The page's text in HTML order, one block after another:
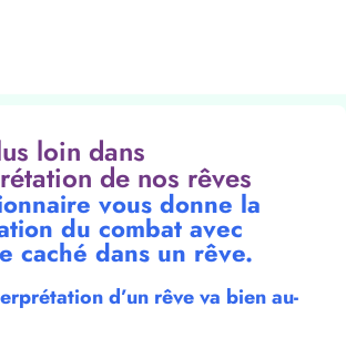
loin dans
de nos rêves
vous donne la
du combat avec
caché dans un rêve.
d’un rêve va bien au-